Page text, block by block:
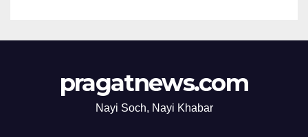
pragatnews.com
Nayi Soch, Nayi Khabar